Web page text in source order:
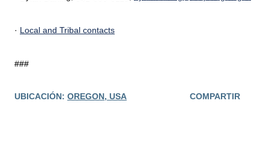
· Local and Tribal contacts
###
UBICACIÓN: OREGON, USA COMPARTIR